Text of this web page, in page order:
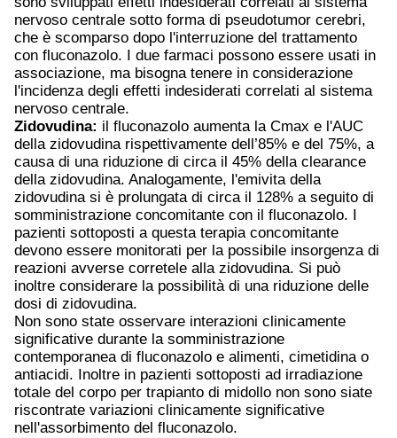
nervoso centrale sotto forma di pseudotumor cerebri,
che è scomparso dopo l'interruzione del trattamento
con fluconazolo. I due farmaci possono essere usati in
associazione, ma bisogna tenere in considerazione
l'incidenza degli effetti indesiderati correlati al sistema
nervoso centrale.
Zidovudina: il fluconazolo aumenta la Cmax e l'AUC
della zidovudina rispettivamente dell’85% e del 75%, a
causa di una riduzione di circa il 45% della clearance
della zidovudina. Analogamente, l'emivita della
zidovudina si è prolungata di circa il 128% a seguito di
somministrazione concomitante con il fluconazolo. I
pazienti sottoposti a questa terapia concomitante
devono essere monitorati per la possibile insorgenza di
reazioni avverse corretele alla zidovudina. Si può
inoltre considerare la possibilità di una riduzione delle
dosi di zidovudina.
Non sono state osservare interazioni clinicamente
significative durante la somministrazione
contemporanea di fluconazolo e alimenti, cimetidina o
antiacidi. Inoltre in pazienti sottoposti ad irradiazione
totale del corpo per trapianto di midollo non sono siate
riscontrate variazioni clinicamente significative
nell'assorbimento del fluconazolo.